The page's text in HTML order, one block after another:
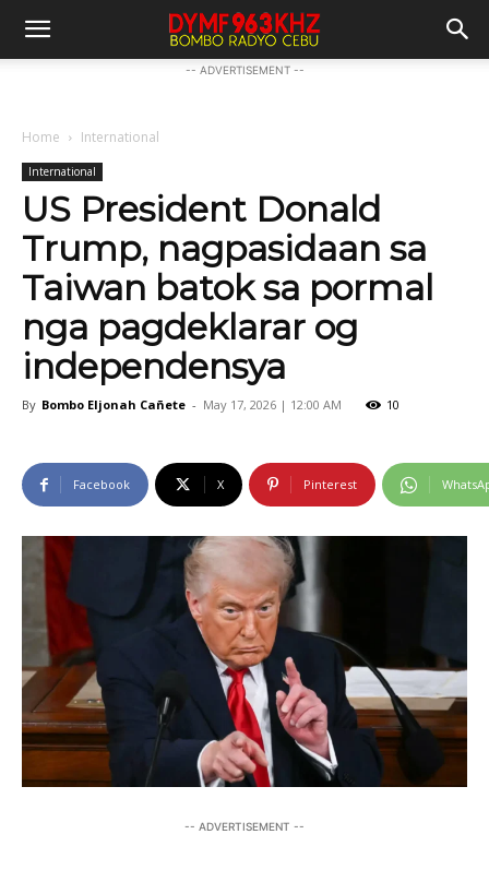
-- ADVERTISEMENT --
Home International
International
US President Donald
Trump, nagpasidaan sa
Taiwan batok sa pormal
nga pagdeklarar og
independensya
By Bombo Eljonah Cañete - May 17, 2026 | 12:00 AM 10
Facebook X Pinterest
-- ADVERTISEMENT --